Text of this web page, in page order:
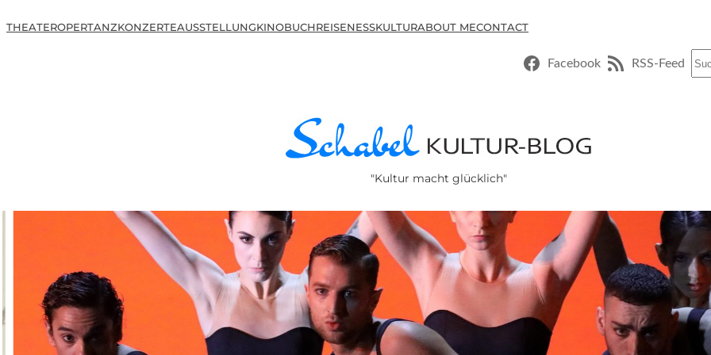
THEATEROPERTANZKONZERTEAUSSTELLUNGKINOBUCHREISENESSKULTURABOUT MECONTACT
Facebook RSS-Feed
"Kultur macht glücklich"